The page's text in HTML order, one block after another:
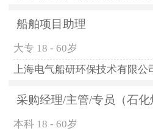
船舶项目助理
大专 18 - 60岁
上海电气船研环保技术有限公
采购经理/主管/专员（石化
本科 18 - 60岁